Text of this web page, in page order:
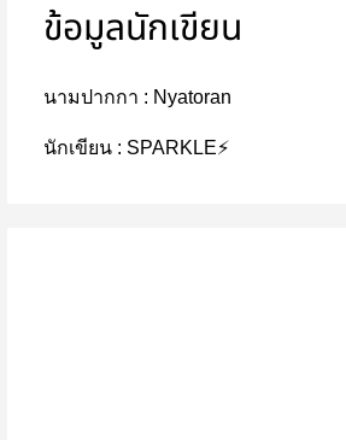
ข้อมูลนักเขียน
นามปากกา : Nyatoran
นักเขียน : SPARKLE⚡